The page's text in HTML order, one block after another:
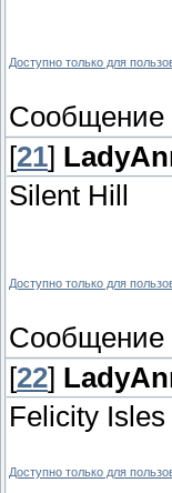
Доступно только для
Сообщение
[21]
Silent Hill
Доступно только для
Сообщение
[22]
Felicity
Доступно только для